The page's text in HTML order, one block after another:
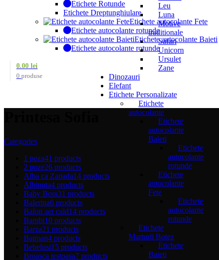
Leu
Luna
Motive
traditionale
Safari
Unicorn
Ursulet
Zane
Dinozauri
Elefant
Etichete Personalizate
Etichete
autocolante
Etichete
autocolante
Baieti
Etichete
autocolante
rotunde
Etichete
autocolante
Fete
Etichete
autocolante
rotunde
Etichete
Marturii Botez
Etichete
Baieti
Etichete Rotunde
Etichete Dreptunghiulare
Etichete autocolante Fete
Etichete autocolante rotunde
Etichete autocolante Baieti
Etichete autocolante rotunde
0 produse
0.00 lei
Categories
1 poza41 products
2 poze26 products
Alba ca Zapada14 products
Albinuta4 products
Baby Boss31 products
Balerina6 products
Balon aer cald14 products
Bambi10 products
Barza21 products
Batman4 products
Bebelusi15 products
Broasca testoasa7 products